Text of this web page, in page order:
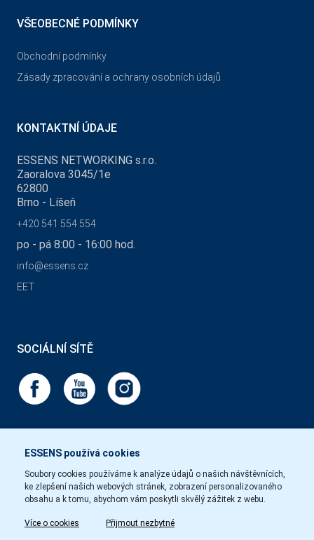
ESSENS používá cookies
Soubory cookies používáme k analýze údajů o našich návštěvnících,
ke zlepšení našich webových stránek, zobrazení personalizovaného
obsahu a k tomu, abychom vám poskytli skvělý zážitek z webu.
Více o cookies Přijmout nezbytné
VŠEOBECNÉ PODMÍNKY
Obchodní podmínky
Zásady zpracování a ochrany osobních údajů
KONTAKTNÍ ÚDAJE
ESSENS NETWORKING s.r.o.
Zaoralova 3045/1e
62800
Brno - Líšeň
+420 541 554 554
po - pá 8:00 - 16:00 hod.
info@essens.cz
EET
SOCIÁLNÍ SÍTĚ